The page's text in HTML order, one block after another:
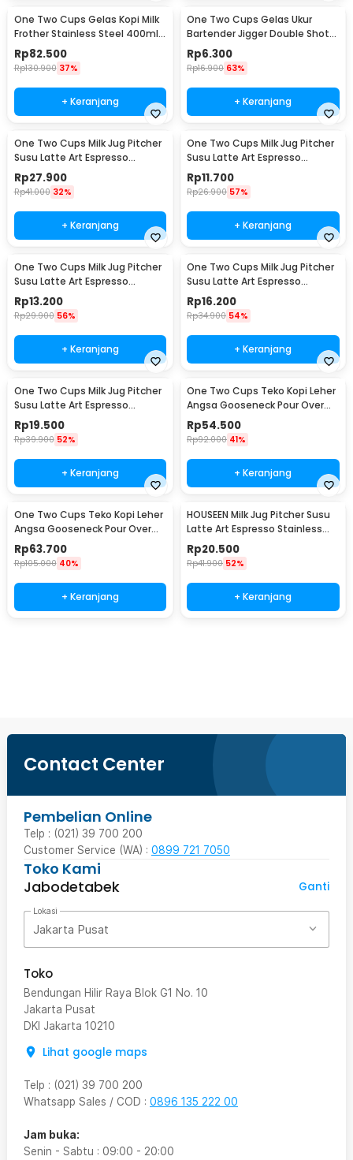
One Two Cups Gelas Kopi Milk
Frother Stainless Steel 400ml -
WZ0011
Rp82.500
Rp130.900 37%
+ Keranjang
One Two Cups Gelas Ukur
Bartender Jigger Double Shot
15ml and 30ml - LE2
Rp6.300
Rp16.900 63%
+ Keranjang
One Two Cups Milk Jug Pitcher
Susu Latte Art Espresso
Stainless Steel 200ml - J068
Rp27.900
Rp41.000 32%
+ Keranjang
One Two Cups Milk Jug Pitcher
Susu Latte Art Espresso
Stainless Steel 1oz - S06HG
Rp11.700
Rp26.900 57%
+ Keranjang
One Two Cups Milk Jug Pitcher
Susu Latte Art Espresso
Stainless Steel 1.5oz - S06HG
Rp13.200
Rp29.900 56%
+ Keranjang
One Two Cups Milk Jug Pitcher
Susu Latte Art Espresso
Stainless Steel 3oz - S06HG
Rp16.200
Rp34.900 54%
+ Keranjang
One Two Cups Milk Jug Pitcher
Susu Latte Art Espresso
Stainless Steel 5oz - S06HG
Rp19.500
Rp39.900 52%
+ Keranjang
One Two Cups Teko Kopi Leher
Angsa Gooseneck Pour Over
Drip Kettle 250ml - AA049
Rp54.500
Rp92.000 41%
+ Keranjang
One Two Cups Teko Kopi Leher
Angsa Gooseneck Pour Over
Drip Kettle 350ml - AA049
Rp63.700
Rp105.000 40%
+ Keranjang
HOUSEEN Milk Jug Pitcher Susu
Latte Art Espresso Stainless
Steel 55ml - DL060
Rp20.500
Rp41.900 52%
+ Keranjang
Contact Center
Pembelian Online
Telp : (021) 39 700 200
Customer Service (WA) : 0899 721 7050
Toko Kami
Jabodetabek
Ganti
Lokasi
Jakarta Pusat
Toko
Bendungan Hilir Raya Blok G1 No. 10
Jakarta Pusat
DKI Jakarta 10210
Lihat google maps
Telp : (021) 39 700 200
Whatsapp Sales / COD : 0896 135 222 00
Jam buka:
Senin - Sabtu : 09:00 - 20:00